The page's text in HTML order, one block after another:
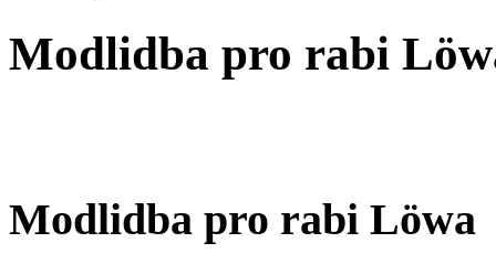
Modlidba pro rabi
Modlidba pro rabi Löwa